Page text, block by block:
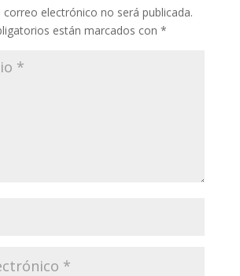
correo electrónico no será publicada.
están marcados con *